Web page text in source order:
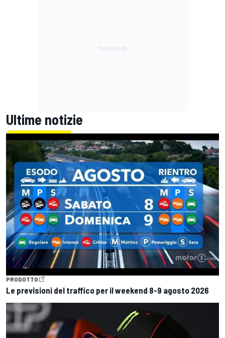
Ultime notizie
PRODOTTO
Le previsioni del traffico per il weekend 8-9 agosto 2026